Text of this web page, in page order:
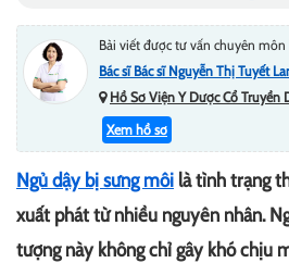
Bài viết được tư vấn chuyên môn
Bác sĩ Bác sĩ Nguyễn Thị Tuyết
Hồ Sơ Viện Y Dược Cổ Truyền
Xem hồ sơ
Ngủ dậy bị sưng môi là tình trạng
xuất phát từ nhiều nguyên nhân.
tượng này không chỉ gây khó chịu